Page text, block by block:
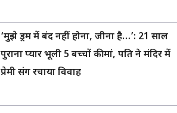
‘मुझे ड्रम में बंद नहीं होना, जीना है…’: 21 साल
पुराना प्यार भूली 5 बच्चों की मां, पति ने मंदिर में
प्रेमी संग रचाया विवाह